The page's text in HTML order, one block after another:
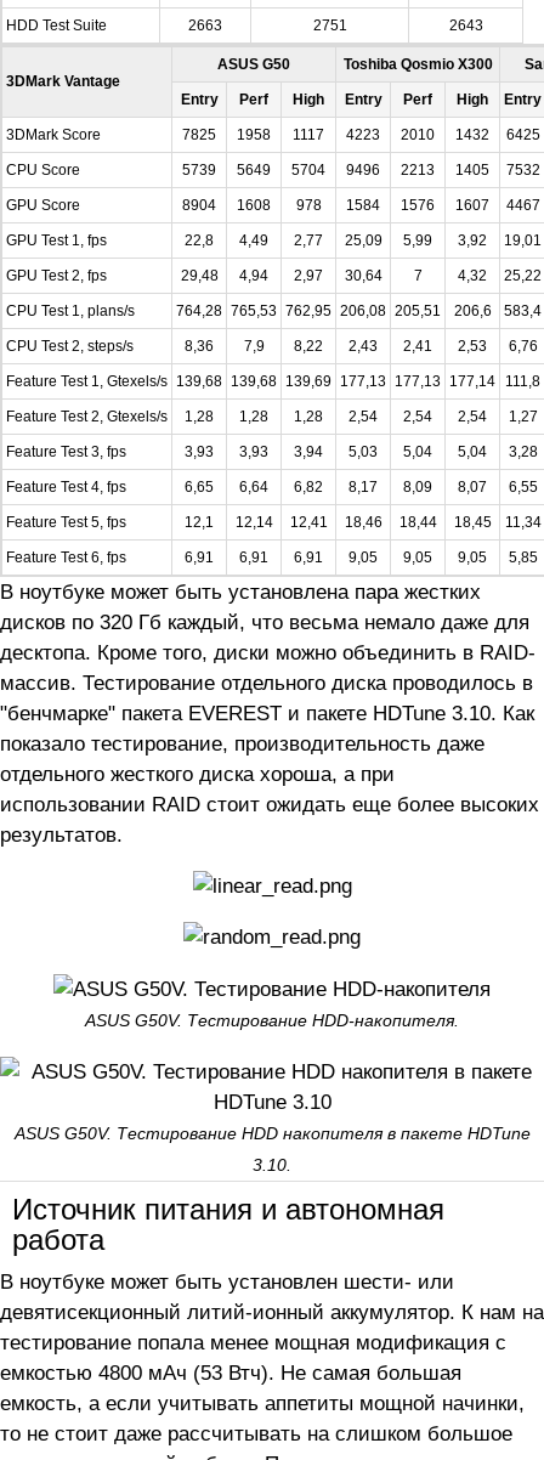
HDD Test Suite 2663 2751 2643
3DMark Vantage
ASUS G50 Toshiba Qosmio X300
Entry Perf High Entry Perf High Entry
3DMark Score 7825 1958 1117 4223 2010 1432 6425
CPU Score 5739 5649 5704 9496 2213 1405 7532
GPU Score 8904 1608 978 1584 1576 1607 4467
GPU Test 1, fps 22,8 4,49 2,77 25,09 5,99 3,92 19,01
GPU Test 2, fps 29,48 4,94 2,97 30,64 7 4,32 25,22
CPU Test 1, plans/s 764,28 765,53 762,95 206,08 205,51 206,6 583,4
CPU Test 2, steps/s 8,36 7,9 8,22 2,43 2,41 2,53 6,76
Feature Test 1, Gtexels/s 139,68 139,68 139,69 177,13 177,13 177,14 111,8
Feature Test 2, Gtexels/s 1,28 1,28 1,28 2,54 2,54 2,54 1,27
Feature Test 3, fps 3,93 3,93 3,94 5,03 5,04 5,04 3,28
Feature Test 4, fps 6,65 6,64 6,82 8,17 8,09 8,07 6,55
Feature Test 5, fps 12,1 12,14 12,41 18,46 18,44 18,45 11,34
Feature Test 6, fps 6,91 6,91 6,91 9,05 9,05 9,05 5,85
В ноутбуке может быть установлена пара жестких
дисков по 320 Гб каждый, что весьма немало даже для
десктопа. Кроме того, диски можно объединить в RAID-
массив. Тестирование отдельного диска проводилось в
"бенчмарке" пакета EVEREST и пакете HDTune 3.10. Как
показало тестирование, производительность даже
отдельного жесткого диска хороша, а при
иcпользовании RAID стоит ожидать еще более высоких
результатов.
ASUS G50V. Тестирование HDD-накопителя.
ASUS G50V. Тестирование HDD накопителя в пакете HDTune
3.10.
Источник питания и автономная
работа
В ноутбуке может быть установлен шести- или
девятисекционный литий-ионный аккумулятор. К нам на
тестирование попала менее мощная модификация с
емкостью 4800 мАч (53 Втч). Не самая большая
емкость, а если учитывать аппетиты мощной начинки,
то не стоит даже рассчитывать на слишком большое